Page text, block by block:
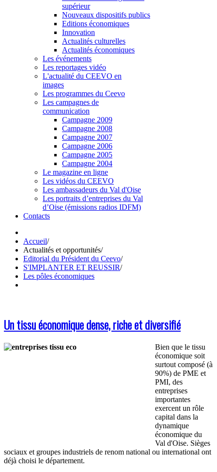
supérieur
Nouveaux dispositifs publics
Editions économiques
Innovation
Actualités culturelles
Actualités économiques
Les événements
Les reportages vidéo
L'actualité du CEEVO en
images
Les programmes du Ceevo
Les campagnes de
communication
Campagne 2009
Campagne 2008
Campagne 2007
Campagne 2006
Campagne 2005
Campagne 2004
Le magazine en ligne
Les vidéos du CEEVO
Les ambassadeurs du Val d'Oise
Les portraits d’entreprises du Val
d’Oise (émissions radios IDFM)
Contacts
Accueil/
Actualités et opportunités/
Editorial du Président du Ceevo/
S'IMPLANTER ET REUSSIR/
Les pôles économiques
Un tissu économique dense, riche et diversifié
Bien que le tissu
économique soit
surtout composé (à
90%) de PME et
PMI, des
entreprises
importantes
exercent un rôle
capital dans la
dynamique
économique du
Val d'Oise. Sièges
sociaux et groupes industriels de renom national ou international ont
déjà choisi le département.